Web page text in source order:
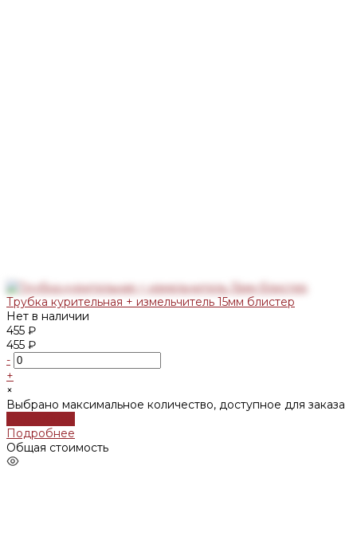
Трубка курительная + измельчитель 15мм блистер
Нет в наличии
455 ₽
455 ₽
-
+
×
Выбрано максимальное количество, доступное для заказа
Подробнее
Общая стоимость